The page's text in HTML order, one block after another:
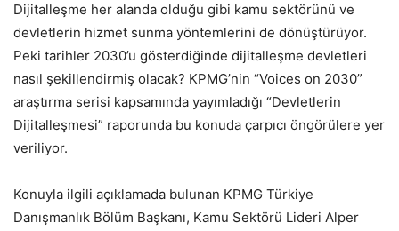
Dijitalleşme her alanda olduğu gibi kamu sektörünü ve
devletlerin hizmet sunma yöntemlerini de dönüştürüyor.
Peki tarihler 2030’u gösterdiğinde dijitalleşme devletleri
nasıl şekillendirmiş olacak? KPMG’nin “Voices on 2030”
araştırma serisi kapsamında yayımladığı “Devletlerin
Dijitalleşmesi” raporunda bu konuda çarpıcı öngörülere yer
veriliyor.
Konuyla ilgili açıklamada bulunan KPMG Türkiye
Danışmanlık Bölüm Başkanı, Kamu Sektörü Lideri Alper